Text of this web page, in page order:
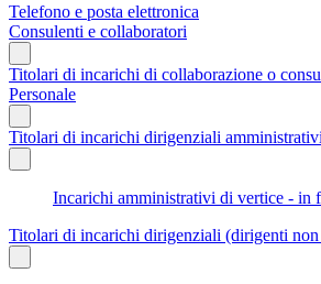
Telefono e posta elettronica
Consulenti e collaboratori
Titolari di incarichi di collaborazione o
Personale
Titolari di incarichi dirigenziali
Incarichi amministrativi di vertice - in
Titolari di incarichi dirigenziali (dirigenti non